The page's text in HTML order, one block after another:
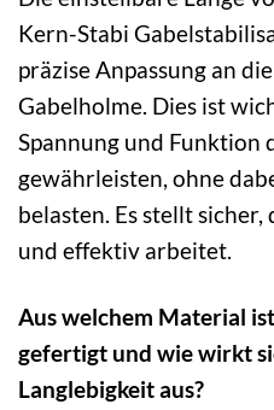
Kern-Stabi
präzise Anpassung an
Gabelholme. Dies ist
Spannung und Funktion
gewährleisten, ohne
belasten. Es stellt
und effektiv arbeitet.
Aus welchem Material
gefertigt und wie wirkt
Langlebigkeit aus?